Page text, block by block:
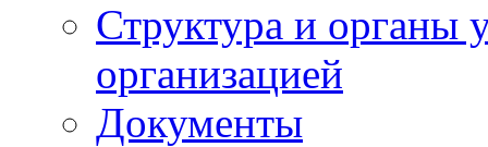
Структура и органы
организацией
Документы